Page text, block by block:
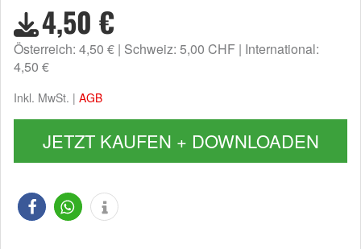
4,50 €
Österreich: 4,50 € Schweiz: 5,00 CHF International:
4,50 €
Inkl. MwSt. | AGB
JETZT KAUFEN + DOWNLOADEN